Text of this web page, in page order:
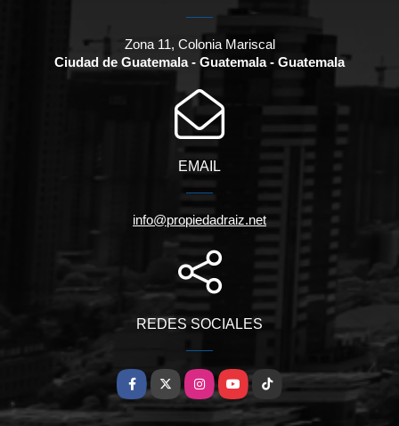
Zona 11, Colonia Mariscal
Ciudad de Guatemala - Guatemala - Guatemala
EMAIL
info@propiedadraiz.net
REDES SOCIALES
Facebook
X InstagramYouTubeTikTok